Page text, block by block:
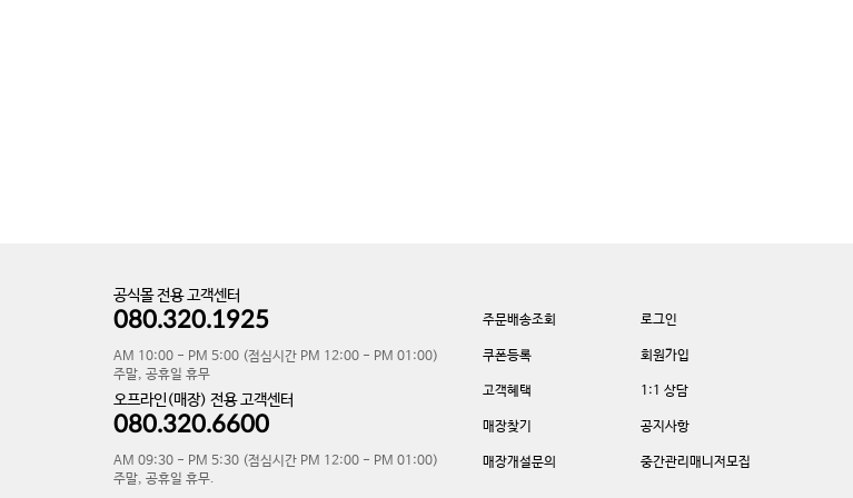
공식몰 전용 고객센터
080.320.1925
AM 10:00 - PM 5:00 (점심시간 PM 12:00 - PM 01:00)
주말, 공휴일 휴무
오프라인(매장) 전용 고객센터
080.320.6600
AM 09:30 - PM 5:30 (점심시간 PM 12:00 - PM 01:00)
주말, 공휴일 휴무.
주문배송조회 로그인
쿠폰등록 회원가입
고객혜택 1:1 상담
매장찾기 공지사항
매장개설문의 중간관리매니저모집